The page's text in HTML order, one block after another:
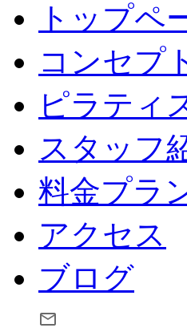
トップペ
コンセプ
ピラティ
スタッフ
料金プラ
アクセス
ブログ